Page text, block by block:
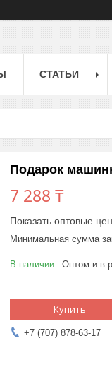
СТАТЬИ
Подарок
7 288 ₸
Показать оптовые
Минимальная сумма
В наличии Оптом и в
Купить
+7 (707) 878-63-17